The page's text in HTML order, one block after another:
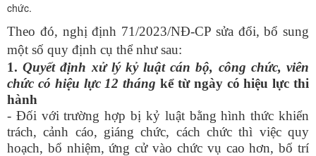
chức.
Theo đó, nghị định 71/2023/NĐ-CP sửa đổi, bổ sung
một số quy định cụ thể như sau:
1. Quyết định xử lý kỷ luật cán bộ, công chức, viên
chức có hiệu lực 12 tháng kể từ ngày có hiệu lực thi
hành
- Đối với trường hợp bị kỷ luật bằng hình thức khiển
trách, cảnh cáo, giáng chức, cách chức thì việc quy
hoạch, bổ nhiệm, ứng cử vào chức vụ cao hơn, bố trí